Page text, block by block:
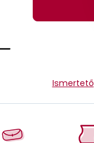
Ismertető